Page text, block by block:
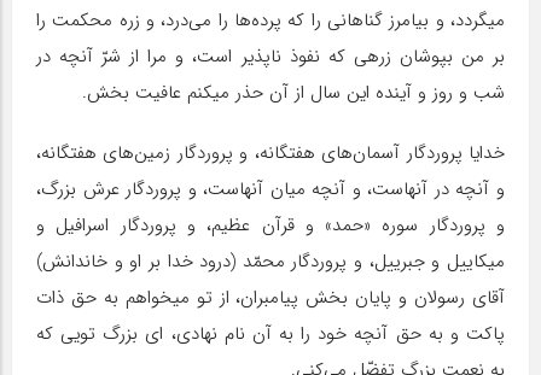
میگردد، و بیامرز گناهانى را که پرده‌ها را می‌درد، و زره محکمت را
بر من بپوشان زرهى که نفوذ ناپذیر است، و مرا از شرّ آنچه در
شب و روز و آینده این سال از آن حذر میکنم عافیت بخش.
خدایا پروردگار آسمان‌هاى هفتگانه، و پروردگار زمین‌های هفتگانه،
و آنچه در آنهاست، و آنچه میان آنهاست، و پروردگار عرش بزرگ،
و پروردگار سوره «حمد» و قرآن عظیم، و پروردگار اسرافیل و
میکاییل و جبرییل، و پروردگار محمّد (درود خدا بر او و خاندانش)
آقاى رسولان و پایان بخش پیامبران، از تو میخواهم به حق ذات
پاکت و به حق آنچه خود را به آن نام نهادى، اى بزرگ تویی که